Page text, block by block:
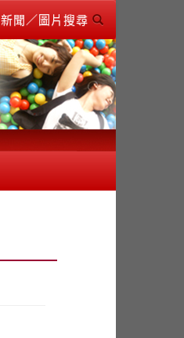
新聞／圖片搜尋